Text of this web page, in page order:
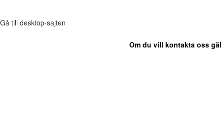
Gå till desktop-sajten
Om du vill kontakta oss